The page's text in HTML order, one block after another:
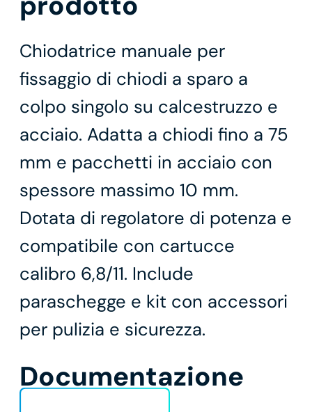
Chiodatrice manuale per
fissaggio di chiodi a sparo a
colpo singolo su calcestruzzo e
acciaio. Adatta a chiodi fino a 75
mm e pacchetti in acciaio con
spessore massimo 10 mm.
Dotata di regolatore di potenza e
compatibile con cartucce
calibro 6,8/11. Include
paraschegge e kit con accessori
per pulizia e sicurezza.
Documentazione